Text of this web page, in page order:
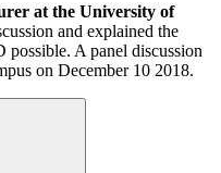
at the University of
and explained the
possible. A panel discussion
on December 10 2018.